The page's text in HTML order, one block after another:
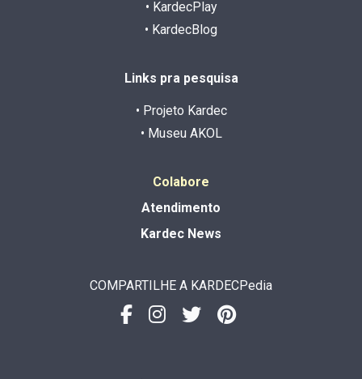
• KardecPlay
• KardecBlog
Links pra pesquisa
• Projeto Kardec
• Museu AKOL
Colabore
Atendimento
Kardec News
COMPARTILHE A KARDECPedia